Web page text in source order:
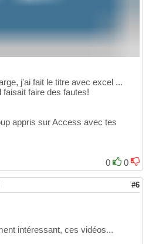
j'ai fait le titre avec excel ...
faire des fautes!
appris sur Access avec tes
0
0
#6
intéressant, ces vidéos...